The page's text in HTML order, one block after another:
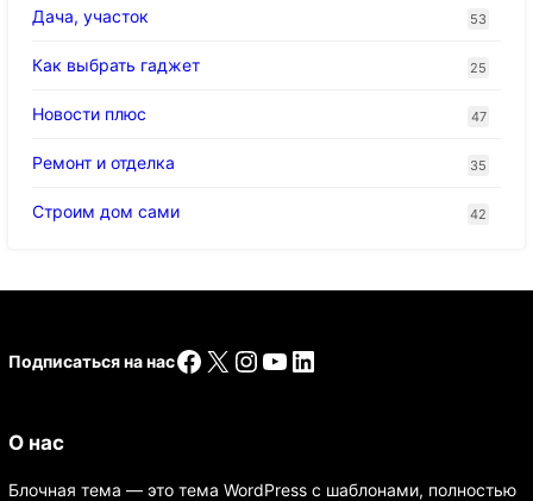
Дача, участок 53
Как выбрать гаджет 25
Новости плюс 47
Ремонт и отделка 35
Строим дом сами 42
Подписаться на насFacebook
X Instagram
YouTube
LinkedIn
О нас
Блочная тема — это тема WordPress с шаблонами, полностью